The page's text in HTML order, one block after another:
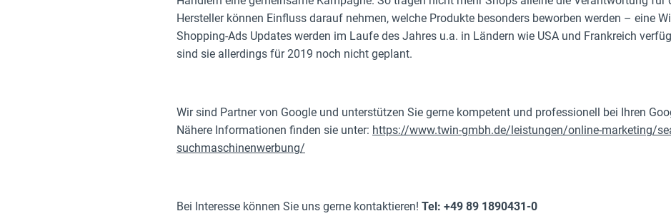
Hersteller können Einfluss darauf nehmen, welche Produkte besonders beworben werden – eine
Shopping-Ads Updates werden im Laufe des Jahres u.a. in Ländern wie USA und Frankreich
sind sie allerdings für 2019 noch nicht geplant.
Wir sind Partner von Google und unterstützen Sie gerne kompetent und professionell bei Ihren
Nähere Informationen finden sie unter: https://www.twin-gmbh.de/leistungen/online-marketing/
suchmaschinenwerbung/
Bei Interesse können Sie uns gerne kontaktieren! Tel: +49 89 1890431-0